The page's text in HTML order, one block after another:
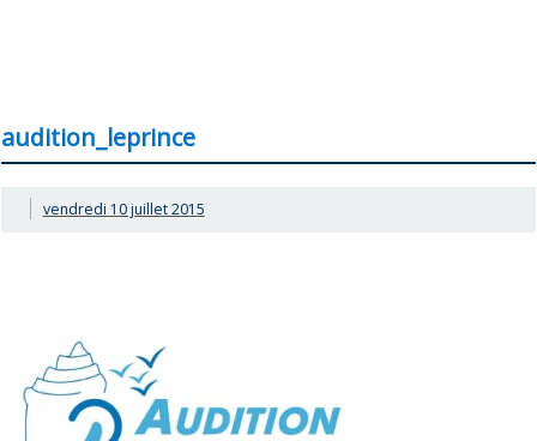
audition_leprince
vendredi 10 juillet 2015